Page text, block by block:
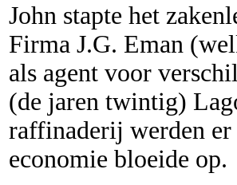
John stapte het
Firma J.G. Eman
als agent voor
(de jaren twintig)
raffinaderij werden er
economie bloeide op.